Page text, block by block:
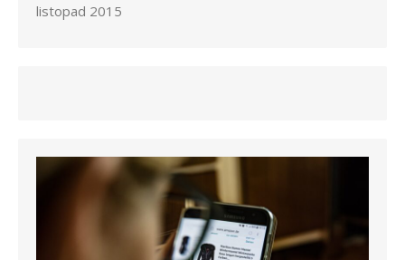
listopad 2015